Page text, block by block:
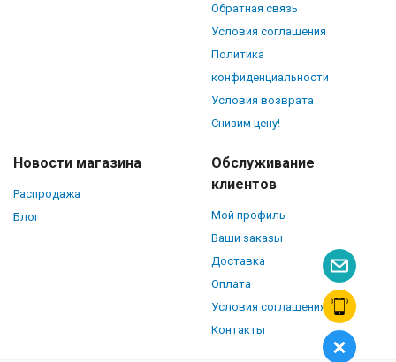
Обратная связь
Условия соглашения
Политика
конфиденциальности
Условия возврата
Снизим цену!
Новости магазина
Распродажа
Блог
Обслуживание
клиентов
Мой профиль
Ваши заказы
Доставка
Оплата
Условия соглашения
Контакты